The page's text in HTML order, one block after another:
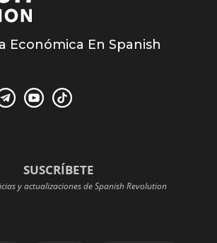
Económica En Spanish
SUSCRÍBETE
y actualizaciones de Spanish Revolution